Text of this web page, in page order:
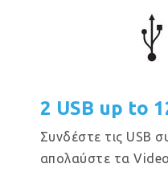
2 USB up to
Συνδέστε τις USB
απολαύστε τα